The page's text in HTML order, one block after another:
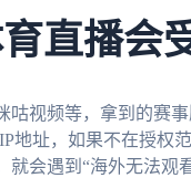
直播会
视频等，拿到的赛
地址，如果不在授权
会遇到“海外无法观